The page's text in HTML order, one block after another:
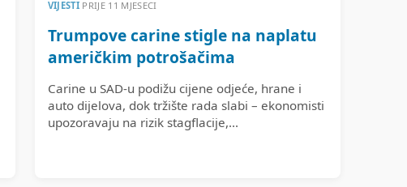
VIJESTI PRIJE 11 MJESECI
Trumpove carine stigle na naplatu
američkim potrošačima
Carine u SAD-u podižu cijene odjeće, hrane i
auto dijelova, dok tržište rada slabi – ekonomisti
upozoravaju na rizik stagflacije,...